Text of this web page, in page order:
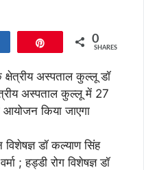
0
SHARES
क्षेत्रीय अस्पताल कुल्लू डॉ
अस्पताल कुल्लू में 27
आयोजन किया जाएगा
डॉ कल्याण सिंह
; हड्डी रोग विशेषज्ञ डॉ